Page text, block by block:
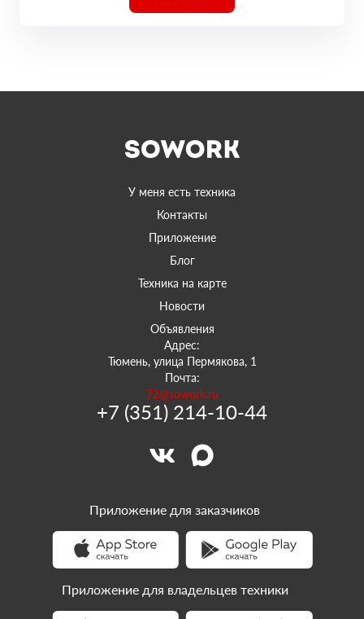
У меня есть техника
Контакты
Приложение
Блог
Техника на карте
Новости
Объявления
Адрес:
Тюмень, улица Пермякова, 1
Почта:
72@sowork.ru
+7 (351) 214-10-44
Приложение для заказчиков
Приложение для владельцев техники